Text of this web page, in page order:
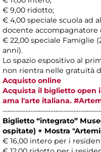
€ 9,00 ridotto;
€ 4,00 speciale scuola ad
docente accompagnatore
€ 22,00 speciale Famiglie
anni).
Lo spazio espositivo al
non rientra nelle gratuità
Acquisto online
Acquista il biglietto open
ama l'arte italiana.
Biglietto “integrato”
ospitate) + Mostra
€ 16,00 intero per i